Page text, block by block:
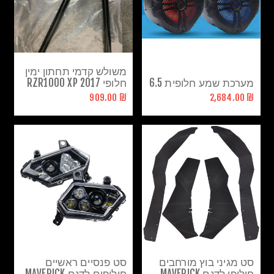
מערכת שמע חלופית 6.5
₪ 2,684.00
משולש קדמי תחתון ימין
חלופי RZR1000 XP 2017
₪ 909.00
סט מגיני בוץ מורחבים
סט פנסיים ראשיים